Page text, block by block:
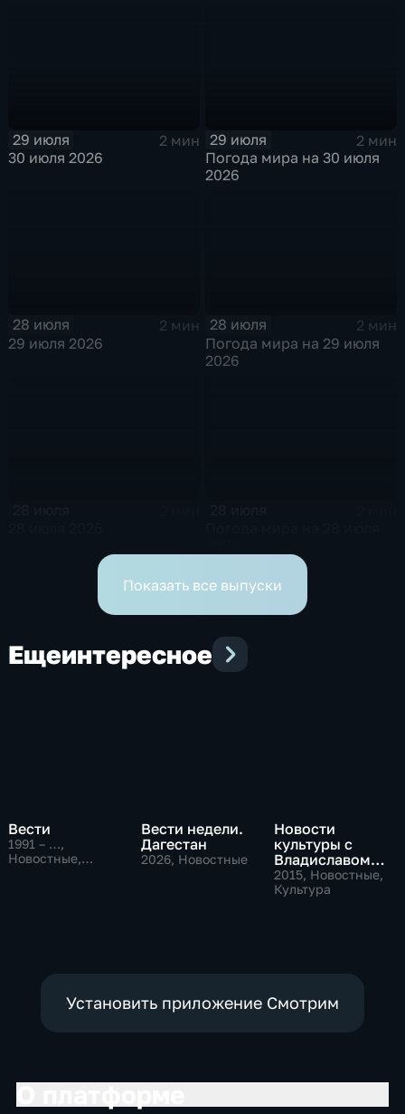
29 июля
2 мин
30 июля 2026
29 июля
2 мин
Погода мира на 30 июля
2026
28 июля
2 мин
29 июля 2026
28 июля
2 мин
Погода мира на 29 июля
2026
Показать все выпуски
Ещеинтересное
Вести
1991 – …,
Новостные,
Вести недели.
Дагестан
2026, Новостные
Новости
культуры с
Владиславом
Флярковским
2015, Новостные,
Культура
Установить приложение Смотрим